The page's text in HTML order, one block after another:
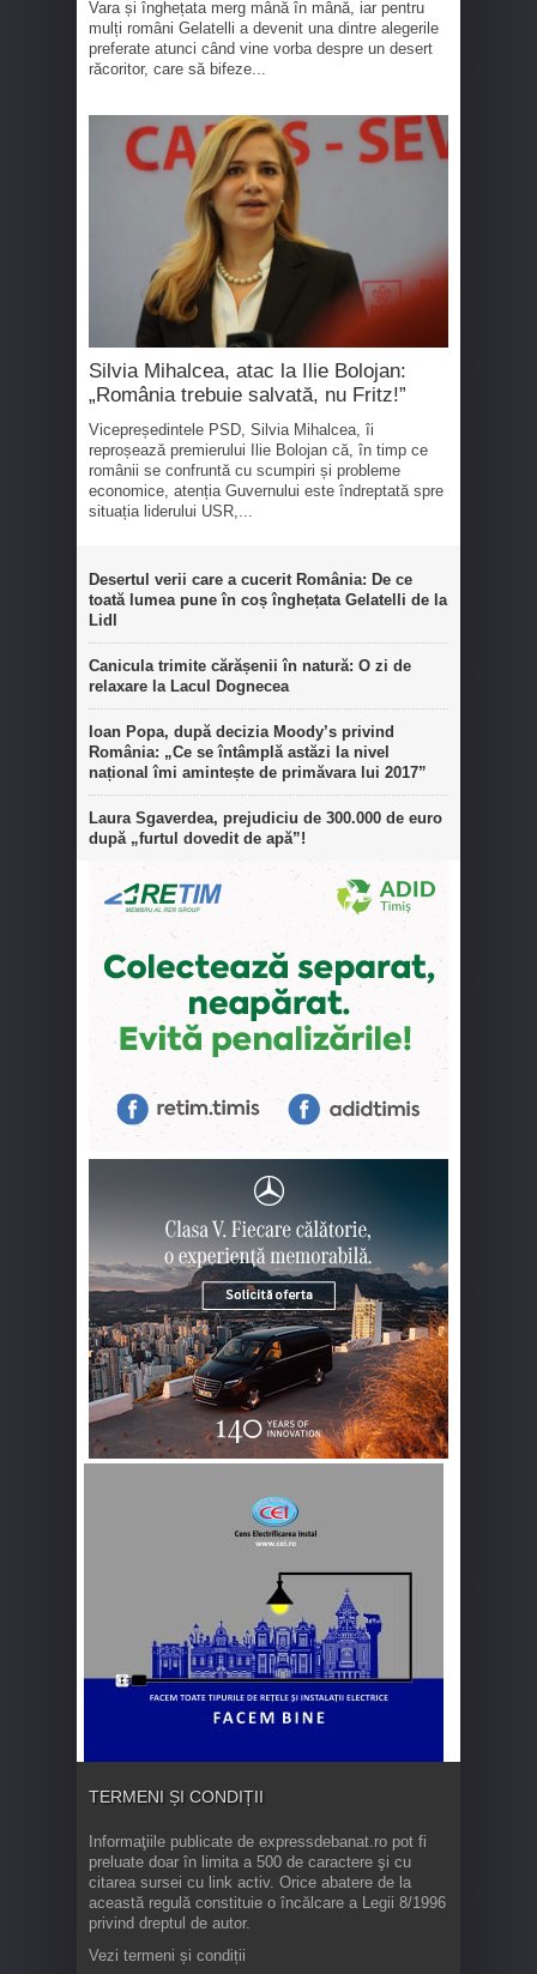
Vara și înghețata merg mână în mână, iar pentru
mulți români Gelatelli a devenit una dintre alegerile
preferate atunci când vine vorba despre un desert
răcoritor, care să bifeze...
Silvia Mihalcea, atac la Ilie Bolojan:
„România trebuie salvată, nu Fritz!”
Vicepreședintele PSD, Silvia Mihalcea, îi
reproșează premierului Ilie Bolojan că, în timp ce
românii se confruntă cu scumpiri și probleme
economice, atenția Guvernului este îndreptată spre
situația liderului USR,...
Desertul verii care a cucerit România: De ce
toată lumea pune în coș înghețata Gelatelli de la
Lidl
Canicula trimite cărășenii în natură: O zi de
relaxare la Lacul Dognecea
Ioan Popa, după decizia Moody’s privind
România: „Ce se întâmplă astăzi la nivel
național îmi amintește de primăvara lui 2017”
Laura Sgaverdea, prejudiciu de 300.000 de euro
după „furtul dovedit de apă”!
TERMENI ȘI CONDIȚII
Informaţiile publicate de expressdebanat.ro pot fi
preluate doar în limita a 500 de caractere şi cu
citarea sursei cu link activ. Orice abatere de la
această regulă constituie o încălcare a Legii 8/1996
privind dreptul de autor.
Vezi termeni și condiții